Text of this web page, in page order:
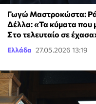
Γωγώ Μαστροκώστα:
Δέλλα: «Τα κύματα που
Στο τελευταίο σε
Ελλάδα 27.05.2026 13:19